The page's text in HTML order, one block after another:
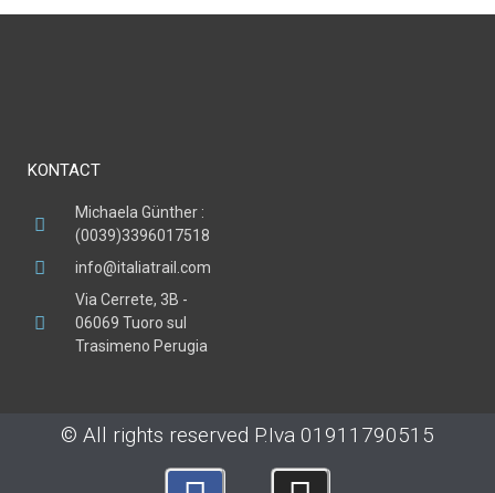
KONTACT
Michaela Günther :
(0039)3396017518
info@italiatrail.com
Via Cerrete, 3B -
06069 Tuoro sul
Trasimeno Perugia
© All rights reserved P.Iva 01911790515